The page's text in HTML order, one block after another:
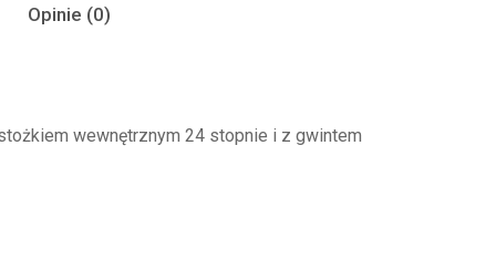
Opinie (0)
wewnętrznym 24 stopnie i z gwintem